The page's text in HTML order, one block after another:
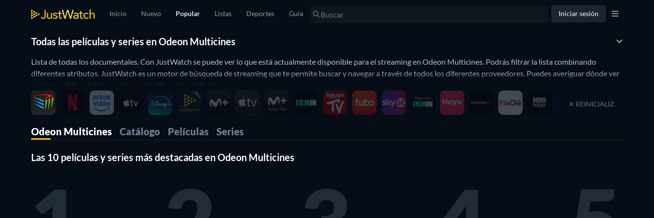
Inicio Nuevo Popular Listas Deportes Guía Iniciar sesión
Todas las películas y series en Odeon Multicines
Lista de todas los documentales. Con JustWatch se puede ver lo que está actualmente disponible para el streaming en Odeon Multicines. Podrás filtrar la lista combinando
diferentes atributos. JustWatch es un motor de búsqueda de streaming que te permite buscar y navegar a través de todos los diferentes proveedores. Puedes averiguar dónde ver
películas y filtrar la lista combinando diferentes atributos.
REINICIALIZ.
Odeon Multicines Catálogo Películas Series
Las 10 películas y series más destacadas en Odeon Multicines